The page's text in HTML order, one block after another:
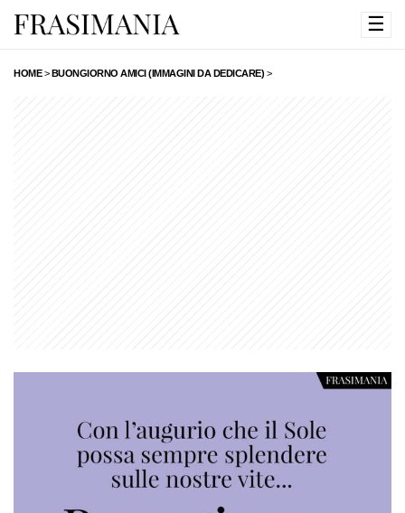
☰
HOME>BUONGIORNO AMICI (IMMAGINI DA DEDICARE) >